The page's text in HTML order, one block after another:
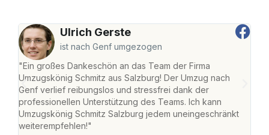
Ulrich Gerste
ist nach Genf umgezogen
"Ein großes Dankeschön an das Team der Firma
Umzugskönig Schmitz aus Salzburg! Der Umzug nach
Genf verlief reibungslos und stressfrei dank der
professionellen Unterstützung des Teams. Ich kann
Umzugskönig Schmitz Salzburg jedem uneingeschränkt
weiterempfehlen!"